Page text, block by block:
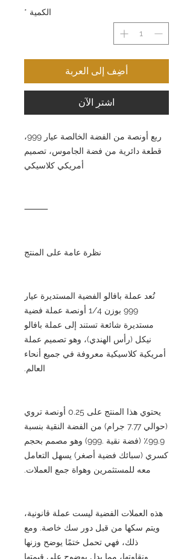
الكمية *
أضِف إلى العربة
اشترِ الآن
ربع أونصة من الفضة الخالصة عيار 999،
قطعة دائرية من فضة الجاموس، تصميم
أمريكي كلاسيكي
⸻
نظرة عامة على المنتج
تُعد عملة بافالو الفضية المستديرة عيار
999 بوزن 1/4 أونصة عملة فضية
مستديرة شائعة تستند إلى عملة بافالو
نيكل (رأس الهندي)، وهو تصميم عملة
أمريكية كلاسيكية معروفة في جميع أنحاء
العالم.
يحتوي هذا المنتج على 0.25 أونصة تروي
(حوالي 7.77 جرام) من الفضة النقية بنسبة
99.9٪ (فضة نقية .999) وهو مصمم بحجم
كسري (سبائك فضية أصغر) يسهل التعامل
معه للمستثمرين وهواة جمع العملات.
هذه العملات الفضية ليست عملة قانونية،
ويتم سكها من قبل دور سك خاصة. ومع
ذلك، فهي تحمل ختمًا يوضح وزنها
ونقاوتها، مما يدل بوضوح على قيمتها